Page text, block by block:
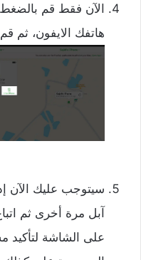
هاتفك الايفون، ثم
سيتوجب عليك الآن
آبل مرة أخرى ثم
على الشاشة لتأكيد